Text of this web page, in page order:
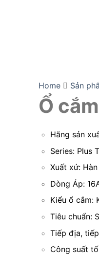
Home Sản
Ổ
Hãng sản
Series: Plus
Xuất xứ:
Dòng Áp:
Kiểu ổ cắm:
Tiêu chuẩn:
Tiếp địa,
Công suất